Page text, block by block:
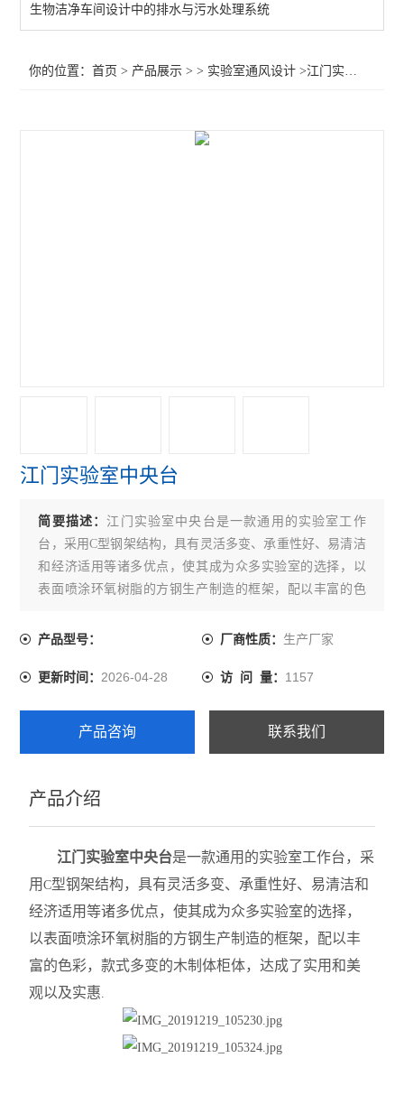
生物洁净车间设计中的排水与污水处理系统
你的位置：首页 > 产品展示 > > 实验室通风设计 >江门实验室中央台
江门实验室中央台
简要描述： 江门实验室中央台是一款通用的实验室工作
台，采用C型钢架结构，具有灵活多变、承重性好、易清洁
和经济适用等诸多优点，使其成为众多实验室的选择，以
表面喷涂环氧树脂的方钢生产制造的框架，配以丰富的色
产品型号： 厂商性质： 生产厂家
更新时间：2026-04-28 访 问 量： 1157
产品咨询 联系我们
产品介绍
江门实验室中央台是一款通用的实验室工作台，采
用C型钢架结构，具有灵活多变、承重性好、易清洁和
经济适用等诸多优点，使其成为众多实验室的选择，
以表面喷涂环氧树脂的方钢生产制造的框架，配以丰
富的色彩，款式多变的木制体柜体，达成了实用和美
观以及实惠.